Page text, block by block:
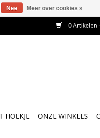
0 Artikelen
HOEKJE ONZE WINKELS
Nee Meer over cookies »